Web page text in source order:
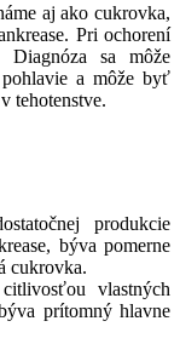
aj ako cukrovka,
Pri ochorení
sa môže
a môže byť
tehotenstve.
produkcie
býva pomerne
cukrovka.
vlastných
prítomný hlavne